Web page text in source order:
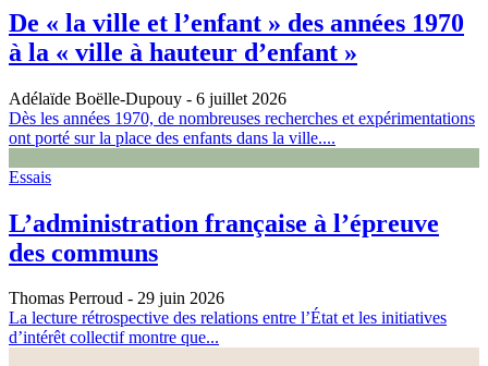
De « la ville et l’enfant » des années 1970
à la « ville à hauteur d’enfant »
Adélaïde Boëlle-Dupouy - 6 juillet 2026
Dès les années 1970, de nombreuses recherches et expérimentations
ont porté sur la place des enfants dans la ville....
Essais
L’administration française à l’épreuve
des communs
Thomas Perroud - 29 juin 2026
La lecture rétrospective des relations entre l’État et les initiatives
d’intérêt collectif montre que...